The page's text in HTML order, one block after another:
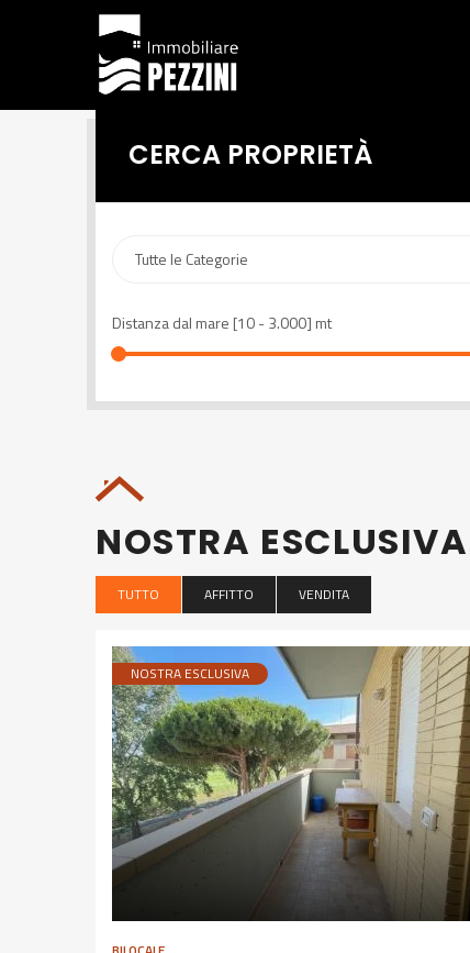
CERCA PROPRIETÀ
Distanza dal mare [10-3.000] mt
NOSTRA ESCLUSIVA
TUTTO AFFITTO VENDITA
NOSTRA ESCLUSIVA